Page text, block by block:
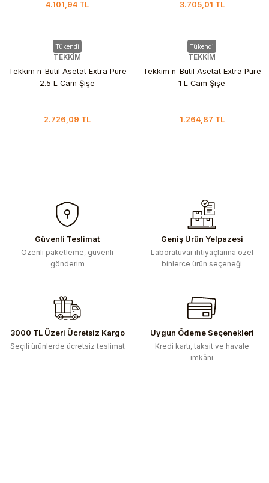
4.101,94 TL 3.705,01 TL
Tükendi
TEKKİM
Tekkim n-Butil Asetat Extra Pure
2.5 L Cam Şişe
2.726,09 TL
Tükendi
TEKKİM
Tekkim n-Butil Asetat Extra Pure
1 L Cam Şişe
1.264,87 TL
Güvenli Teslimat
Özenli paketleme, güvenli
gönderim
Geniş Ürün Yelpazesi
Laboratuvar ihtiyaçlarına özel
binlerce ürün seçeneği
3000 TL Üzeri Ücretsiz Kargo
Seçili ürünlerde ücretsiz teslimat
Uygun Ödeme Seçenekleri
Kredi kartı, taksit ve havale
imkânı